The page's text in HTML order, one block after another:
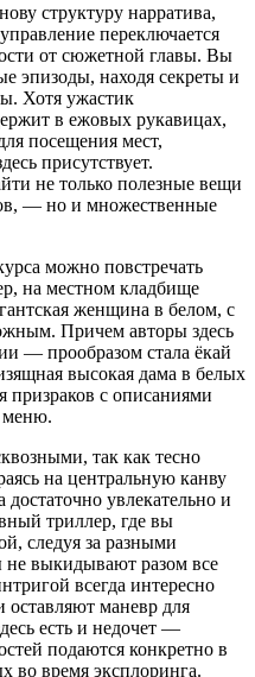
структуру нарратива,
переключается
от сюжетной главы. Вы
эпизоды, находя секреты и
Хотя ужастик
в ежовых рукавицах,
посещения мест,
присутствует.
не только полезные вещи
— но и множественные
можно повстречать
на местном кладбище
женщина в белом, с
Причем авторы здесь
— прообразом стала ёкай
высокая дама в белых
призраков с описаниями
меню.
так как тесно
на центральную канву
увлекательно и
триллер, где вы
следуя за разными
выкидывают разом все
всегда интересно
оставляют маневр для
есть и недочет —
подаются конкретно в
во время эксплоринга.